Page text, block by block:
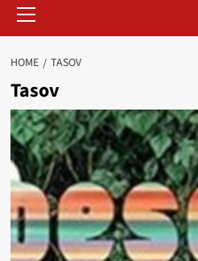
Menu
HOME TASOV
Tasov